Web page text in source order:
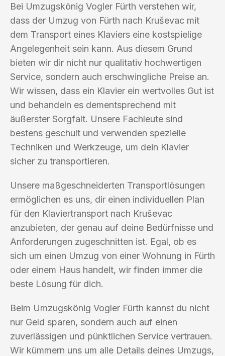
Bei Umzugskönig Vogler Fürth verstehen wir,
dass der Umzug von Fürth nach Kruševac mit
dem Transport eines Klaviers eine kostspielige
Angelegenheit sein kann. Aus diesem Grund
bieten wir dir nicht nur qualitativ hochwertigen
Service, sondern auch erschwingliche Preise an.
Wir wissen, dass ein Klavier ein wertvolles Gut ist
und behandeln es dementsprechend mit
äußerster Sorgfalt. Unsere Fachleute sind
bestens geschult und verwenden spezielle
Techniken und Werkzeuge, um dein Klavier
sicher zu transportieren.
Unsere maßgeschneiderten Transportlösungen
ermöglichen es uns, dir einen individuellen Plan
für den Klaviertransport nach Kruševac
anzubieten, der genau auf deine Bedürfnisse und
Anforderungen zugeschnitten ist. Egal, ob es
sich um einen Umzug von einer Wohnung in Fürth
oder einem Haus handelt, wir finden immer die
beste Lösung für dich.
Beim Umzugskönig Vogler Fürth kannst du nicht
nur Geld sparen, sondern auch auf einen
zuverlässigen und pünktlichen Service vertrauen.
Wir kümmern uns um alle Details deines Umzugs,